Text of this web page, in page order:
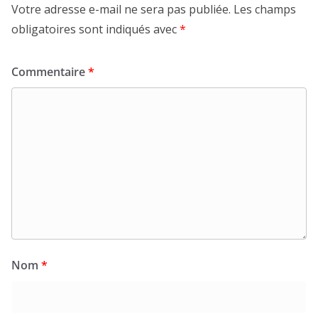
Votre adresse e-mail ne sera pas publiée. Les champs
obligatoires sont indiqués avec*
Commentaire*
Nom *